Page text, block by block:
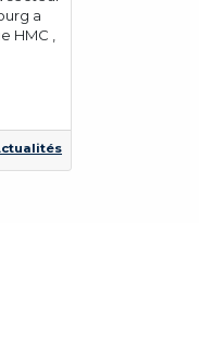
a
HMC ,